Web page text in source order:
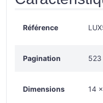
Référence
Pagination 523
Dimensions 14